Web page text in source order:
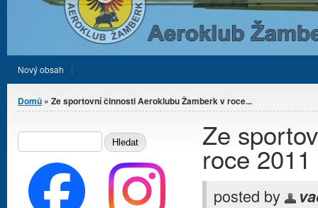
Nový obsah
Jste zde
Domů » Ze sportovní činnosti Aeroklubu Žamberk v roce...
Ze
roce 2011
posted by
Vyhledávání